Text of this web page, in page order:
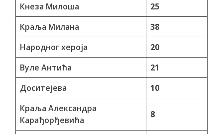
Кнеза Милоша
25
Краља Милана
38
Народног хероја
20
Вуле Антића
21
Доситејева
10
Краља Александра
Карађорђевића
8